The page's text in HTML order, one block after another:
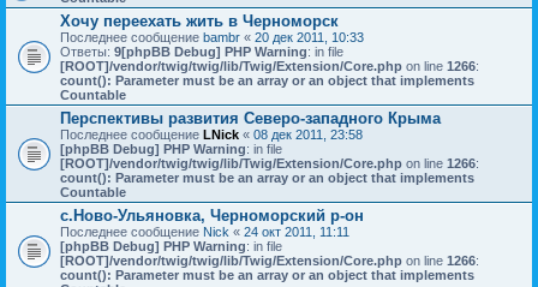
Хочу переехать жить в Черноморск
Последнее сообщение bambr « 20 дек 2011, 10:33
Ответы: 9[phpBB Debug] PHP Warning: in file
[ROOT]/vendor/twig/twig/lib/Twig/Extension/Core.php on line 1266:
count(): Parameter must be an array or an object that implements
Countable
Перспективы развития Северо-западного Крыма
Последнее сообщение LNick « 08 дек 2011, 23:58
[phpBB Debug] PHP Warning: in file
[ROOT]/vendor/twig/twig/lib/Twig/Extension/Core.php on line 1266:
count(): Parameter must be an array or an object that implements
Countable
с.Ново-Ульяновка, Черноморский р-он
Последнее сообщение Nick « 24 окт 2011, 11:11
[phpBB Debug] PHP Warning: in file
[ROOT]/vendor/twig/twig/lib/Twig/Extension/Core.php on line 1266:
count(): Parameter must be an array or an object that implements